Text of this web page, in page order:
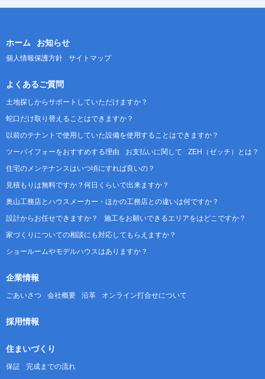
ホーム お知らせ
個人情報保護方針 サイトマップ
よくあるご質問
土地探しからサポートしていただけますか？
蛇口だけ取り替えることはできますか？
以前のテナントで使用していた設備を使用することはできますか？
ツーバイフォーをおすすめする理由
お支払いに関して
ZEH（ゼッチ）とは？
住宅のメンテナンスはいつ頃にすれば良いの？
見積もりは無料ですか？何日くらいで出来ますか？
奥山工務店とハウスメーカー・ほかの工務店との違いは何ですか？
設計からお任せできますか？
施工をお願いできるエリアをはどこですか？
家づくりについての相談にも対応してもらえますか？
ショールームやモデルハウスはありますか？
企業情報
ごあいさつ 会社概要 沿革 オンライン打合せについて
採用情報
住まいづくり
保証 完成までの流れ